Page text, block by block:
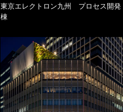
東京エレクトロン九州 プロセス開発
棟